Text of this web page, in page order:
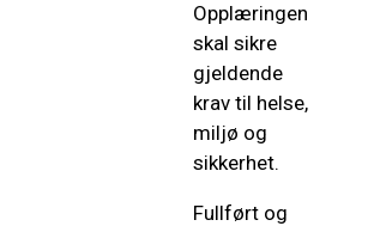
Opplæringen
skal sikre
gjeldende
krav til helse,
miljø og
sikkerhet.
Fullført og